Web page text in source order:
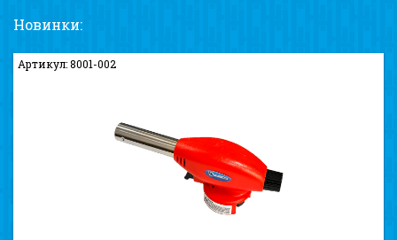
Новинки:
Артикул: 8001-002